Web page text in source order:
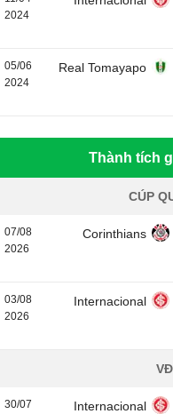
2024
05/06
2024
Real Tomayapo
Thành tích
CÚP
07/08
2026
Corinthians
03/08
2026
Internacional
30/07
Internacional